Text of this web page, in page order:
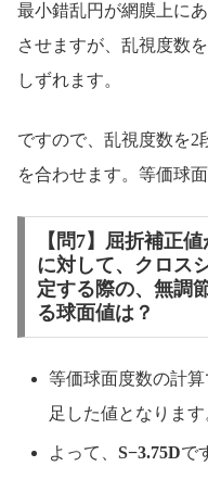
最小錯乱円が網膜上に
させますが、乱視度数
しずれます。
ですので、乱視度数を2
を合わせます。等価球
【問7】屈折補正
に対して、クロス
定する際の、無調
る球面値は？
等価球面度数の計
足した値となります
よって、S−3.75Dで